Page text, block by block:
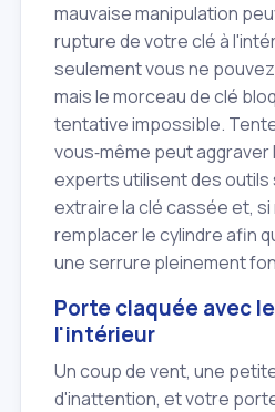
mauvaise manipulation
rupture de votre clé à
seulement vous ne
mais le morceau de clé
tentative impossible.
vous‑même peut aggraver
experts utilisent des
extraire la clé cassée et,
remplacer le cylindre afin
une serrure pleinement
Porte claquée avec
l'intérieur
Un coup de vent, une
d'inattention, et votre